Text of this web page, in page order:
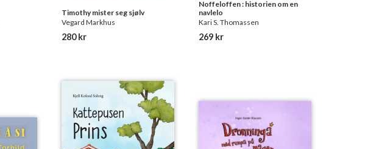
Timothy mister seg sjølv
Vegard Markhus
280 kr
Noffeloffen : historien om en
navlelo
Kari S. Thomassen
269 kr